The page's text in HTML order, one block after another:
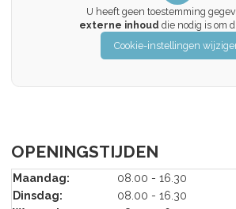
U heeft geen toestemming
externe inhoud die nodig is om
Cookie-instellingen
OPENINGSTIJDEN
Maandag:
08.00 - 16.30
Dinsdag:
08.00 - 16.30